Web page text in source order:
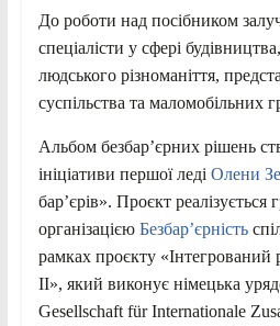
До роботи над посібником
спеціалісти у сфері
людського різноманіття,
суспільства та маломобільних
Альбом безбар’єрних рішень
ініціативи першої леді Олени
бар’єрів». Проєкт реалізується
організацією Безбар’єрність
рамках проєкту «Інтегрований
ІІ», який виконує німецька
Gesellschaft für Internationale